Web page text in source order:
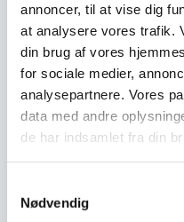
annoncer, til at vise dig
at analysere vores trafik.
din brug af vores
for sociale medier,
analysepartnere. Vores
data med andre
de har indsamlet fra din
Nødvendig
Gense Twist Bestiksæt 16
Designet appellerer til det
moderne menneske, der